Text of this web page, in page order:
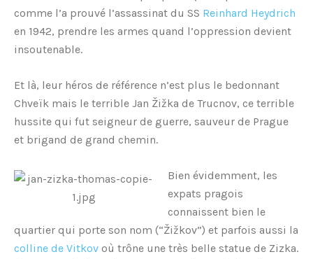
comme l’a prouvé l’assassinat du SS Reinhard Heydrich
en 1942, prendre les armes quand l’oppression devient
insoutenable.
Et là, leur héros de référence n’est plus le bedonnant
Chveïk mais le terrible Jan Žižka de Trucnov, ce terrible
hussite qui fut seigneur de guerre, sauveur de Prague
et brigand de grand chemin.
Bien évidemment, les
expats pragois
connaissent bien le
quartier qui porte son nom (“Žižkov”) et parfois aussi la
colline de Vitkov où trône une très belle statue de Zizka.